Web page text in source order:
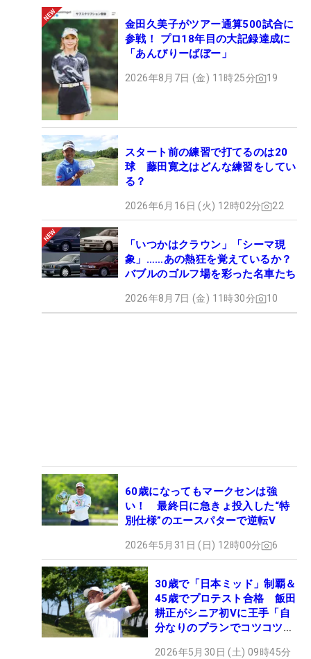
金田久美子がツアー通算500試合に
参戦！ プロ18年目の大記録達成に
「あんびりーばぼー」
2026年8月7日 (金) 11時25分 19
スタート前の練習で打てるのは20
球 藤田寛之はどんな練習をしてい
る？
2026年6月16日 (火) 12時02分 22
「いつかはクラウン」「シーマ現
象」……あの熱狂を覚えているか？
バブルのゴルフ場を彩った名車たち
2026年8月7日 (金) 11時30分 10
60歳になってもマークセンは強
い！ 最終日に急きょ投入した“特
別仕様”のエースパターで逆転V
2026年5月31日 (日) 12時00分 6
30歳で「日本ミッド」制覇＆
45歳でプロテスト合格 飯田
耕正がシニア初Vに王手「自
分なりのプランでコツコツ
2026年5月30日 (土) 09時45分